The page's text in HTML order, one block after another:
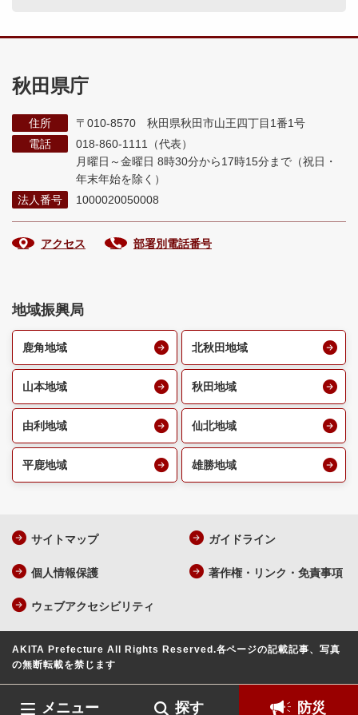
メニュー 探す 防災
秋田県庁
住所
〒010-8570 秋田県秋田市山王四丁目1番1号
電話
018-860-1111（代表）
月曜日～金曜日 8時30分から17時15分まで （祝日・
年末年始を除く）
法人番号
1000020050008
アクセス 部署別電話番号
地域振興局
鹿角地域 北秋田地域
山本地域 秋田地域
由利地域 仙北地域
平鹿地域 雄勝地域
サイトマップ ガイドライン
個人情報保護 著作権・リンク・免責事項
ウェブアクセシビリティ
AKITA Prefecture All Rights Reserved.各ページの記載記事、写真
の無断転載を禁じます